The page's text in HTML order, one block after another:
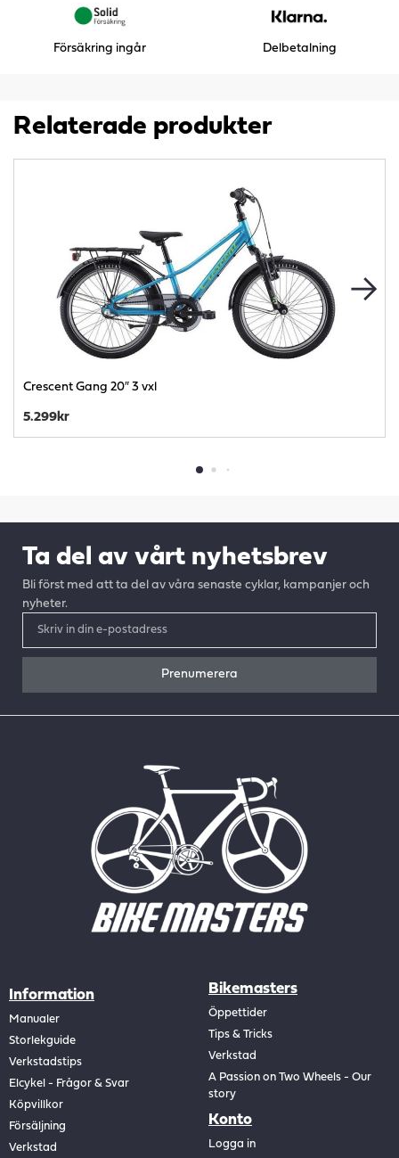
Försäkring ingår Delbetalning
Relaterade produkter
Crescent Gang 20″ 3 vxl
5.299 kr
Ta del av vårt nyhetsbrev
Bli först med att ta del av våra senaste cyklar, kampanjer och
nyheter.
Prenumerera
Information
Manualer
Storlekguide
Verkstadstips
Elcykel - Frågor & Svar
Köpvillkor
Försäljning
Verkstad
Bikemasters
Öppettider
Tips & Tricks
Verkstad
A Passion on Two Wheels - Our
story
Konto
Logga in